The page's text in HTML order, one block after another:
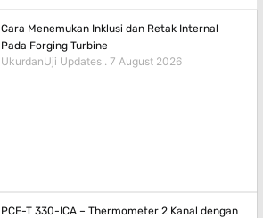
Cara Menemukan Inklusi dan Retak Internal
Pada Forging Turbine
UkurdanUji Updates 7 August 2026
PCE-T 330-ICA – Thermometer 2 Kanal dengan